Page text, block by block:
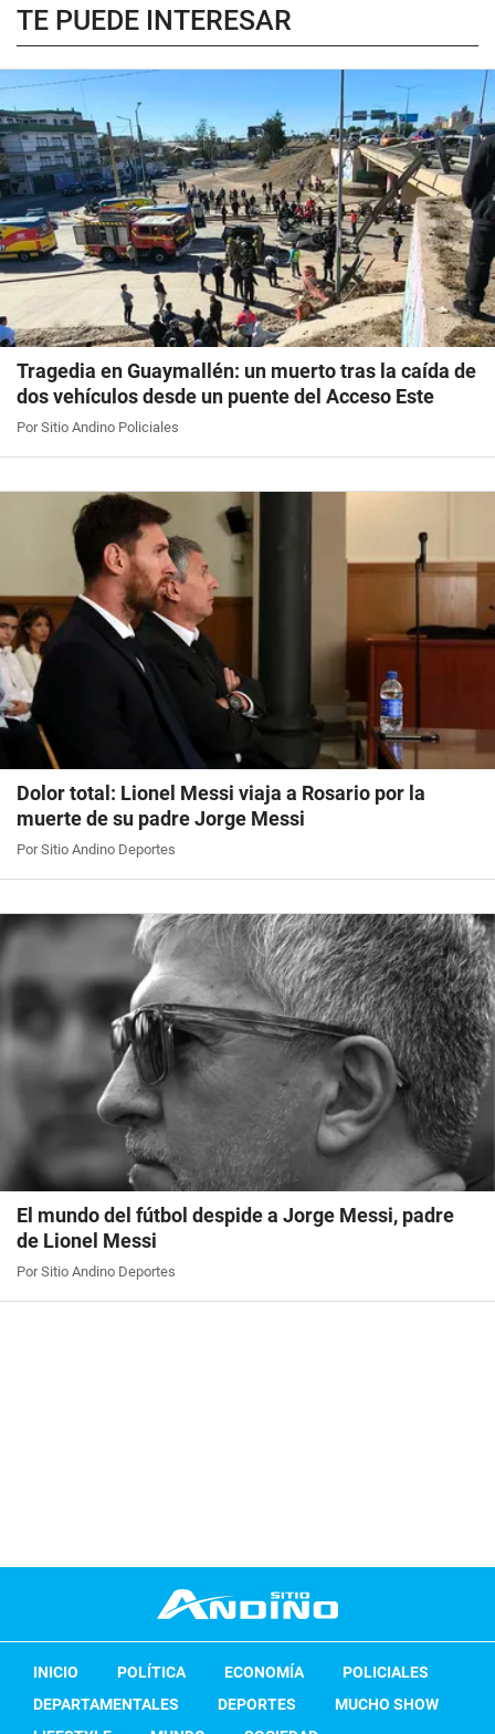
TE PUEDE INTERESAR
Tragedia en Guaymallén: un muerto tras la caída de
dos vehículos desde un puente del Acceso Este
Por Sitio Andino Policiales
Dolor total: Lionel Messi viaja a Rosario por la
muerte de su padre Jorge Messi
Por Sitio Andino Deportes
El mundo del fútbol despide a Jorge Messi, padre
de Lionel Messi
Por Sitio Andino Deportes
INICIO POLÍTICA ECONOMÍA
POLICIALES
DEPARTAMENTALES
DEPORTES
MUCHO SHOW